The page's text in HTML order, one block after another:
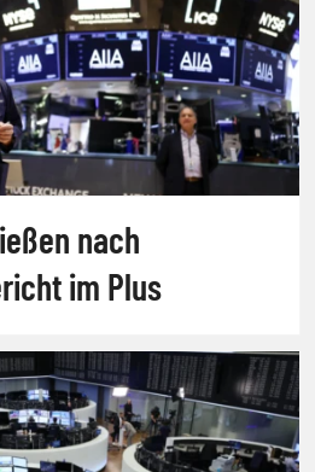
nach
im Plus